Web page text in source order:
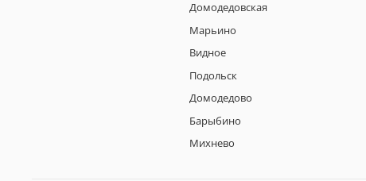
Домодедовская
Марьино
Видное
Подольск
Домодедово
Барыбино
Михнево